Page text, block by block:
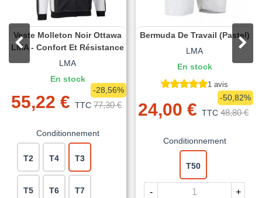
Veste Molleton Noir Ottawa
LMA - Confort Et Résistance
LMA
En stock
55,22 € TTC 77,30 €
-28,56%
Conditionnement
T2 T4 T3
T5 T6 T7
Bermuda De Travail (Pastel)
LMA
En stock
1 avis
24,00 € TTC 48,80 €
-50,82%
Conditionnement
T50
- +